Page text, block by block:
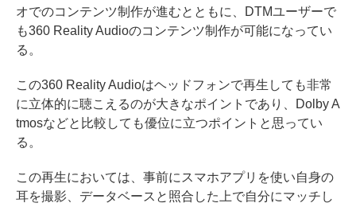
オでのコンテンツ制作が進むとともに、DTMユーザーで
も360 Reality Audioのコンテンツ制作が可能になってい
る。
この360 Reality Audioはヘッドフォンで再生しても非常
に立体的に聴こえるのが大きなポイントであり、Dolby A
tmosなどと比較しても優位に立つポイントと思ってい
る。
この再生においては、事前にスマホアプリを使い自身の
耳を撮影、データベースと照合した上で自分にマッチし